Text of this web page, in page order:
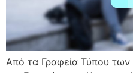
Από τα Γραφεία Τύπου